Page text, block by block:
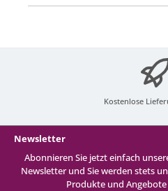
Kostenlose
Newsletter
Abonnieren Sie jetzt einfach
Newsletter und Sie werden stets
Produkte und